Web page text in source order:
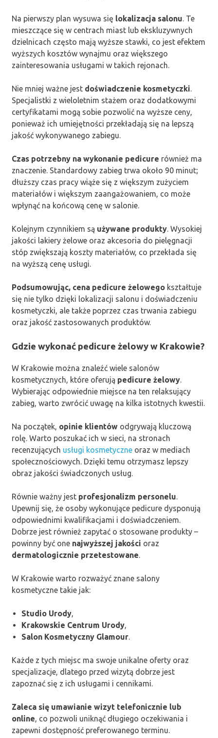
Na pierwszy plan wysuwa się lokalizacja salonu . Te
mieszczące się w centrach miast lub ekskluzywnych
dzielnicach często mają wyższe stawki, co jest efektem
wyższych kosztów wynajmu oraz większego
zainteresowania usługami w takich rejonach.
Nie mniej ważne jest doświadczenie kosmetyczki
Specjalistki z wieloletnim stażem oraz dodatkowymi
certyfikatami mogą sobie pozwolić na wyższe ceny,
ponieważ ich umiejętności przekładają się na lepszą
jakość wykonywanego zabiegu.
Czas potrzebny na wykonanie pedicure również ma
znaczenie. Standardowy zabieg trwa około 90 minut;
dłuższy czas pracy wiąże się z większym zużyciem
materiałów i większym zaangażowaniem, co może
wpłynąć na końcową cenę w salonie.
Kolejnym czynnikiem są używane produkty . Wysokiej
jakości lakiery żelowe oraz akcesoria do pielęgnacji
stóp zwiększają koszty materiałów, co przekłada się
na wyższą cenę usługi.
Podsumowując, cena pedicure żelowego kształtuje
się nie tylko dzięki lokalizacji salonu i doświadczeniu
kosmetyczki, ale także poprzez czas trwania zabiegu
oraz jakość zastosowanych produktów.
Gdzie wykonać pedicure żelowy w Krakowie?
W Krakowie można znaleźć wiele salonów
kosmetycznych, które oferują pedicure żelowy.
Wybierając odpowiednie miejsce na ten relaksujący
zabieg, warto zwrócić uwagę na kilka istotnych kwestii.
Na początek, opinie klientów odgrywają kluczową
rolę. Warto poszukać ich w sieci, na stronach
recenzujących usługi kosmetyczne oraz w mediach
społecznościowych. Dzięki temu otrzymasz lepszy
obraz jakości świadczonych usług.
Równie ważny jest profesjonalizm personelu.
Upewnij się, że osoby wykonujące pedicure dysponują
odpowiednimi kwalifikacjami i doświadczeniem.
Dobrze jest również zapytać o stosowane produkty –
powinny być one najwyższej jakości oraz
dermatologicznie przetestowane.
W Krakowie warto rozważyć znane salony
kosmetyczne takie jak:
Studio Urody,
Krakowskie Centrum Urody,
Salon Kosmetyczny Glamour.
Każde z tych miejsc ma swoje unikalne oferty oraz
specjalizacje, dlatego przed wizytą dobrze jest
zapoznać się z ich usługami i cennikami.
Zaleca się umawianie wizyt telefonicznie lub
online, co pozwoli uniknąć długiego oczekiwania i
zapewni dostępność preferowanego terminu.